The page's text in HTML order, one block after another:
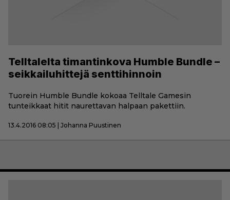
Telltalelta timantinkova Humble Bundle –
seikkailuhittejä senttihinnoin
Tuorein Humble Bundle kokoaa Telltale Gamesin
tunteikkaat hitit naurettavan halpaan pakettiin.
13.4.2016 08:05 | Johanna Puustinen